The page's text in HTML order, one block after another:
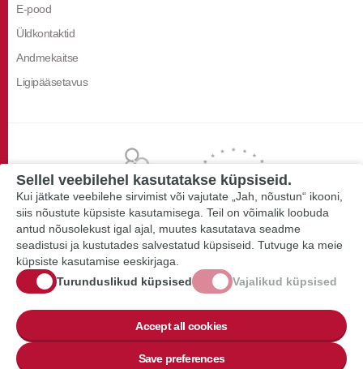
E-pood
Üldkontaktid
Andmekaitse
Ligipääsetavus
Sellel veebilehel kasutatakse küpsiseid.
Kui jätkate veebilehe sirvimist või vajutate „Jah, nõustun“ ikooni,
siis nõustute küpsiste kasutamisega. Teil on võimalik loobuda
antud nõusolekust igal ajal, muutes kasutatava seadme
seadistusi ja kustutades salvestatud küpsiseid. Tutvuge ka meie
küpsiste kasutamise eeskirjaga.
Turunduslikud küpsised
Vajalikud küpsised
Accept all cookies
Save preferences